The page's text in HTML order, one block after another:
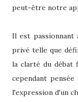
peut-être notre
Il est passionnant
privé telle que
la clarté du débat
cependant
l'expression d'un